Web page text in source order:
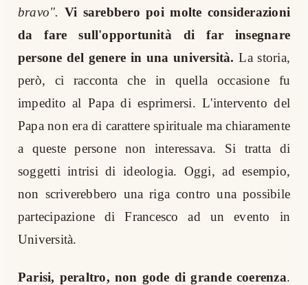
bravo". Vi sarebbero poi molte considerazioni
da fare sull'opportunità di far insegnare
persone del genere in una università. La storia,
però, ci racconta che in quella occasione fu
impedito al Papa di esprimersi. L'intervento del
Papa non era di carattere spirituale ma chiaramente
a queste persone non interessava. Si tratta di
soggetti intrisi di ideologia. Oggi, ad esempio,
non scriverebbero una riga contro una possibile
partecipazione di Francesco ad un evento in
Università.
Parisi, peraltro, non gode di grande coerenza.